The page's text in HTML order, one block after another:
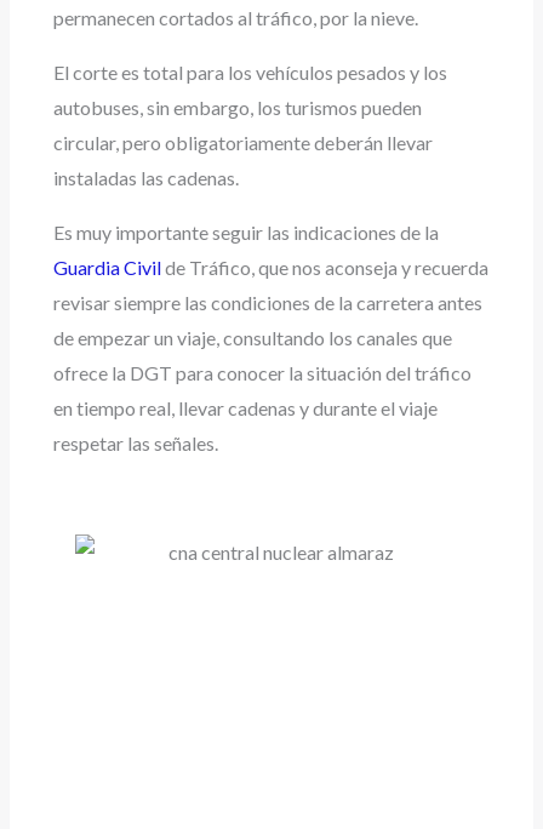
permanecen cortados al tráfico, por la nieve.
El corte es total para los vehículos pesados y los
autobuses, sin embargo, los turismos pueden
circular, pero obligatoriamente deberán llevar
instaladas las cadenas.
Es muy importante seguir las indicaciones de la
Guardia Civilde Tráfico, que nos aconseja y recuerda
revisar siempre las condiciones de la carretera antes
de empezar un viaje, consultando los canales que
ofrece la DGT para conocer la situación del tráfico
en tiempo real, llevar cadenas y durante el viaje
respetar las señales.